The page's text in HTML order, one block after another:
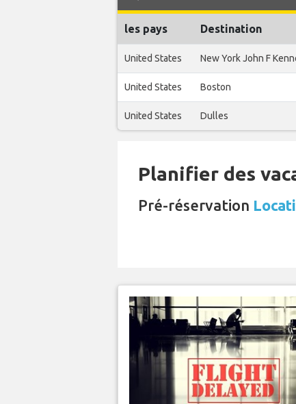
les pays Destination
United States New York John F
United States Boston
United States Dulles
Planifier des
Pré-réservation